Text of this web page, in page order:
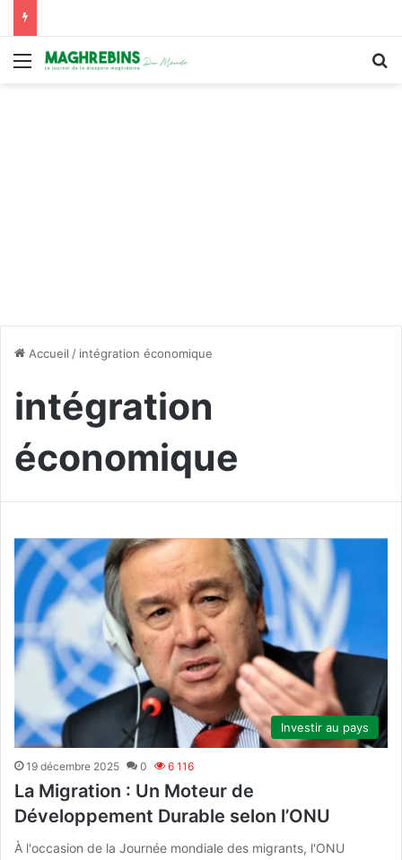
Menu
Accueil / intégration économique
intégration
économique
Investir au pays
19 décembre 2025 0 6 116
La Migration : Un Moteur de
Développement Durable selon l’ONU
À l'occasion de la Journée mondiale des migrants, l'ONU